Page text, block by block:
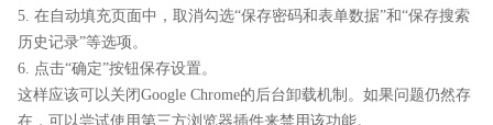
5. 在自动填充页面中，取消勾选“保存密码和表单数据”和“保存搜索
历史记录”等选项。
6. 点击“确定”按钮保存设置。
这样应该可以关闭Google Chrome的后台卸载机制。如果问题仍然存
在，可以尝试使用第三方浏览器插件来禁用该功能。